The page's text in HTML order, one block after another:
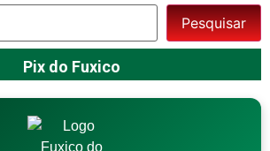
Pesquisar
Pix do Fuxico